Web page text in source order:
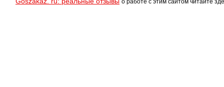
о работе с этим сайтом читайте